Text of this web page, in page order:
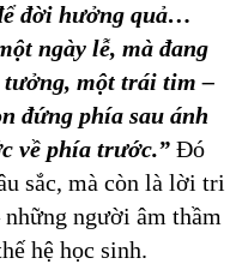
đời hưởng quả…
ngày lễ, mà đang
một trái tim –
đứng phía sau ánh
về phía trước.” Đó
sắc, mà còn là lời tri
những người âm thầm
hệ học sinh.